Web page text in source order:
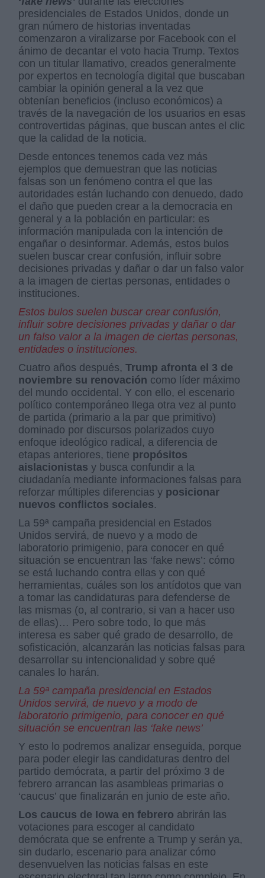
presidenciales de Estados Unidos, donde un
gran número de historias inventadas
comenzaron a viralizarse por Facebook con el
ánimo de decantar el voto hacia Trump. Textos
con un titular llamativo, creados generalmente
por expertos en tecnología digital que buscaban
cambiar la opinión general a la vez que
obtenían beneficios (incluso económicos) a
través de la navegación de los usuarios en esas
controvertidas páginas, que buscan antes el clic
que la calidad de la noticia.
Desde entonces tenemos cada vez más
ejemplos que demuestran que las noticias
falsas son un fenómeno contra el que las
autoridades están luchando con denuedo, dado
el daño que pueden crear a la democracia en
general y a la población en particular: es
información manipulada con la intención de
engañar o desinformar. Además, estos bulos
suelen buscar crear confusión, influir sobre
decisiones privadas y dañar o dar un falso valor
a la imagen de ciertas personas, entidades o
instituciones.
Estos bulos suelen buscar crear confusión,
influir sobre decisiones privadas y dañar o dar
un falso valor a la imagen de ciertas personas,
entidades o instituciones.
Cuatro años después,Trump afronta el 3 de
noviembre su renovación como líder máximo
del mundo occidental. Y con ello, el escenario
político contemporáneo llega otra vez al punto
de partida (primario a la par que primitivo)
dominado por discursos polarizados cuyo
enfoque ideológico radical, a diferencia de
etapas anteriores, tiene propósitos
aislacionistas y busca confundir a la
ciudadanía mediante informaciones falsas para
reforzar múltiples diferencias y posicionar
nuevos conflictos sociales.
La 59ª campaña presidencial en Estados
Unidos servirá, de nuevo y a modo de
laboratorio primigenio, para conocer en qué
situación se encuentran las ‘fake news’: cómo
se está luchando contra ellas y con qué
herramientas, cuáles son los antídotos que van
a tomar las candidaturas para defenderse de
las mismas (o, al contrario, si van a hacer uso
de ellas)… Pero sobre todo, lo que más
interesa es saber qué grado de desarrollo, de
sofisticación, alcanzarán las noticias falsas para
desarrollar su intencionalidad y sobre qué
canales lo harán.
La 59ª campaña presidencial en Estados
Unidos servirá, de nuevo y a modo de
laboratorio primigenio, para conocer en qué
situación se encuentran las ‘fake news’
Y esto lo podremos analizar enseguida, porque
para poder elegir las candidaturas dentro del
partido demócrata, a partir del próximo 3 de
febrero arrancan las asambleas primarias o
‘caucus’ que finalizarán en junio de este año.
Los caucus de Iowa en febrero abrirán las
votaciones para escoger al candidato
demócrata que se enfrente a Trump y serán ya,
sin dudarlo, escenario para analizar cómo
desenvuelven las noticias falsas en este